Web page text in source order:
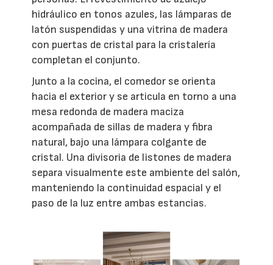
hidráulico en tonos azules, las lámparas de
latón suspendidas y una vitrina de madera
con puertas de cristal para la cristalería
completan el conjunto.
Junto a la cocina, el comedor se orienta
hacia el exterior y se articula en torno a una
mesa redonda de madera maciza
acompañada de sillas de madera y fibra
natural, bajo una lámpara colgante de
cristal. Una divisoria de listones de madera
separa visualmente este ambiente del salón,
manteniendo la continuidad espacial y el
paso de la luz entre ambas estancias.